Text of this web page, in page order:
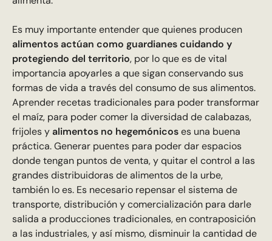
Es muy importante entender que quienes producen
alimentos actúan como guardianes cuidando y
protegiendo del territorio, por lo que es de vital
importancia apoyarles a que sigan conservando sus
formas de vida a través del consumo de sus alimentos.
Aprender recetas tradicionales para poder transformar
el maíz, para poder comer la diversidad de calabazas,
frijoles yalimentos no hegemónicoses una buena
práctica. Generar puentes para poder dar espacios
donde tengan puntos de venta, y quitar el control a las
grandes distribuidoras de alimentos de la urbe,
también lo es. Es necesario repensar el sistema de
transporte, distribución y comercialización para darle
salida a producciones tradicionales, en contraposición
a las industriales, y así mismo, disminuir la cantidad de